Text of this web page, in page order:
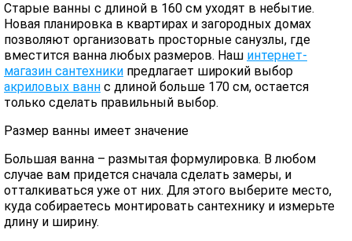
Старые ванны с длиной в 160 см уходят в небытие.
Новая планировка в квартирах и загородных домах
позволяют организовать просторные санузлы, где
вместится ванна любых размеров. Наш интернет-
магазин сантехники предлагает широкий выбор
акриловых ванн с длиной больше 170 см, остается
только сделать правильный выбор.
Размер ванны имеет значение
Большая ванна – размытая формулировка. В любом
случае вам придется сначала сделать замеры, и
отталкиваться уже от них. Для этого выберите место,
куда собираетесь монтировать сантехнику и измерьте
длину и ширину.